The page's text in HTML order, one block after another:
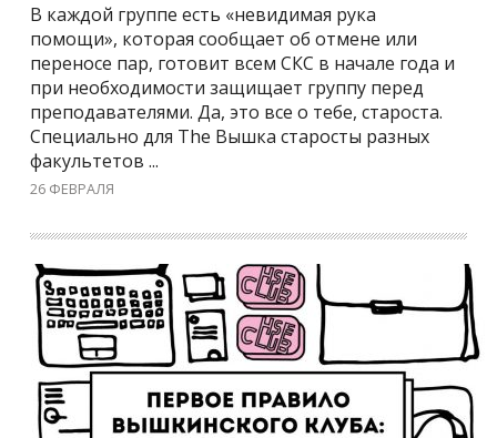
В каждой группе есть «невидимая рука
помощи», которая сообщает об отмене или
переносе пар, готовит всем СКС в начале года и
при необходимости защищает группу перед
преподавателями. Да, это все о тебе, староста.
Специально для The Вышка старосты разных
факультетов ...
26 ФЕВРАЛЯ